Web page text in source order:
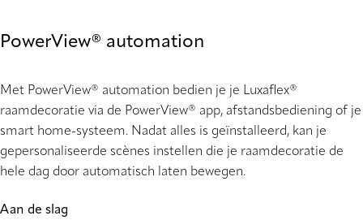
PowerView® automation
Met PowerView® automation bedien je je Luxaflex®
raamdecoratie via de PowerView® app, afstandsbediening of je
smart home-systeem. Nadat alles is geïnstalleerd, kan je
gepersonaliseerde scènes instellen die je raamdecoratie de
hele dag door automatisch laten bewegen.
Aan de slag